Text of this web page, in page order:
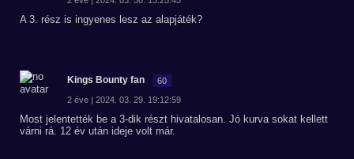
A 3. rész is ingyenes lesz az alapjáték?
Kings Bounty fan 60
2 éve | 2024. 03. 29. 19:12:59
Most jelentették be a 3-dik részt hivatalosan. Jó kurva sokat kellett
várni rá. 12 év után ideje volt már.